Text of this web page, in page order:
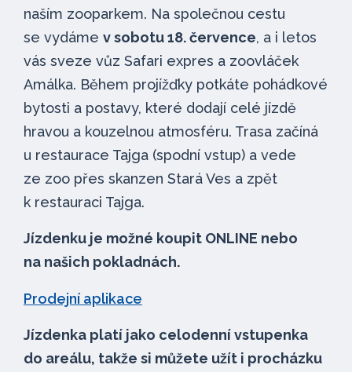
naším zooparkem. Na společnou cestu
se vydáme v sobotu 18. července, a i letos
vás sveze vůz Safari expres a zoovláček
Amálka. Během projížďky potkáte pohádkové
bytosti a postavy, které dodají celé jízdě
hravou a kouzelnou atmosféru. Trasa začíná
u restaurace Tajga (spodní vstup) a vede
ze zoo přes skanzen Stará Ves a zpět
k restauraci Tajga.
Jízdenku je možné koupit ONLINE nebo
na našich pokladnách.
Prodejní aplikace
Jízdenka platí jako celodenní vstupenka
do areálu, takže si můžete užít i procházku